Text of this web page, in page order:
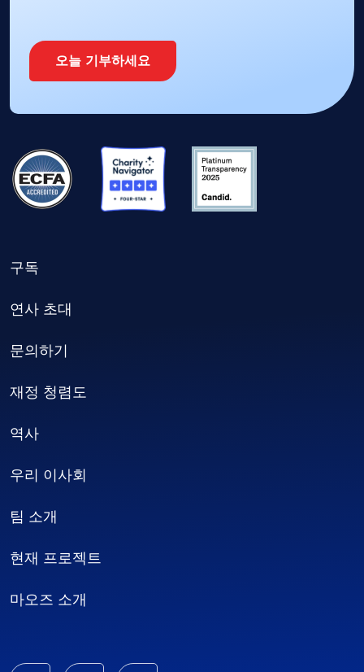
오늘 기부하세요
구독
연사 초대
문의하기
재정 청렴도
역사
우리 이사회
팀 소개
현재 프로젝트
마오즈 소개